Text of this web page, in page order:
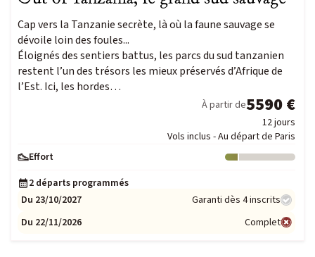
Cap vers la Tanzanie secrète, là où la faune sauvage se
dévoile loin des foules...
Éloignés des sentiers battus, les parcs du sud tanzanien
restent l’un des trésors les mieux préservés d’Afrique de
l’Est. Ici, les hordes…
À partir de5590 €
12 jours
Vols inclus - Au départ de Paris
Effort
Niveau : 1
2 départs programmés
Du 23/10/2027
Garanti dès 4 inscrits
Du 22/11/2026
Complet